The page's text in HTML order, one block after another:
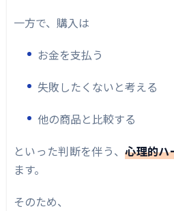
一方で、購入は
お金を支払う
失敗したくないと考える
他の商品と比較する
といった判断を伴う、心理的ハ
ます。
そのため、